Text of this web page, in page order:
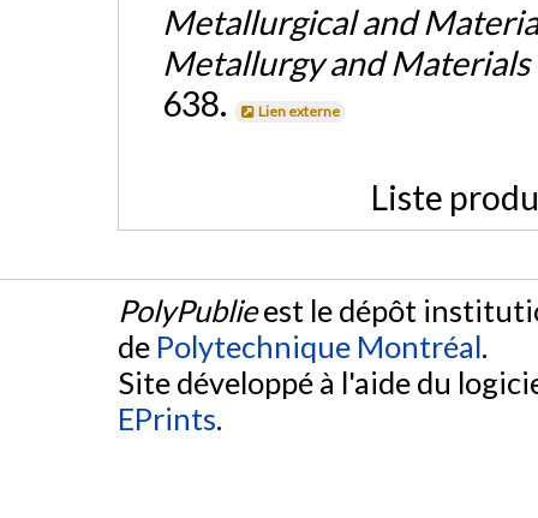
Metallurgical and
Metallurgy and Materials
638.
Lien externe
Liste
PolyPublieest le dépôt
de Polytechnique Montréal.
Site développé à l'aide du
EPrints.